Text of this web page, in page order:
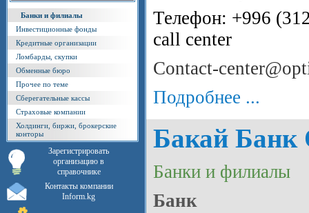
Банки и филиалы
Инвестиционные фонды
Кредитные организации
Ломбарды, скупки
Обменные бюро
Прочее по теме
Сберегательные кассы
Страховые компании
Холдинги, биржи, брокерские
конторы
Зарегистрировать
организацию в
справочнике
Контакты компании
Inform.kg
Телефон: +996
call center
Contact-
Подробнее ...
Бакай
Банки и филиалы
Банк